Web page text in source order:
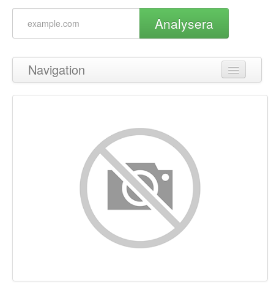
Analysera
Navigation
Tillbaka till toppen
Nyckelord
Användbarhet
Dokument